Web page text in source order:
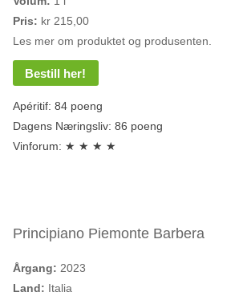
Pris: kr 215,00
Les mer om produktet og produsenten.
Bestill her!
Apéritif: 84 poeng
Dagens Næringsliv: 86 poeng
Vinforum: ★ ★ ★ ★
Principiano Piemonte Barbera
Årgang: 2023
Land: Italia